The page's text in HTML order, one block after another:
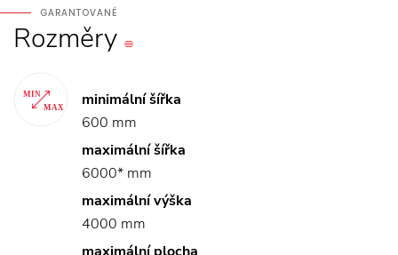
GARANTOVANÉ
Rozměry
minimální šířka
600 mm
maximální šířka
6000* mm
maximální výška
4000 mm